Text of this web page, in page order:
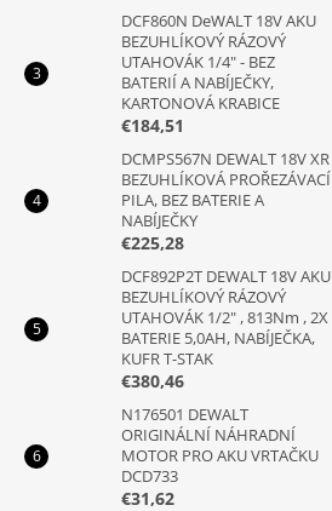
DCF860N DeWALT 18V AKU
BEZUHLÍKOVÝ RÁZOVÝ
UTAHOVÁK 1/4" - BEZ
BATERIÍ A NABÍJEČKY,
KARTONOVÁ KRABICE
€184,51
DCMPS567N DEWALT 18V XR
BEZUHLÍKOVÁ PROŘEZÁVACÍ
PILA, BEZ BATERIE A
NABÍJEČKY
€225,28
DCF892P2T DEWALT 18V AKU
BEZUHLÍKOVÝ RÁZOVÝ
UTAHOVÁK 1/2" , 813Nm , 2X
BATERIE 5,0AH, NABÍJEČKA,
KUFR T-STAK
€380,46
N176501 DEWALT
ORIGINÁLNÍ NÁHRADNÍ
MOTOR PRO AKU VRTAČKU
DCD733
€31,62